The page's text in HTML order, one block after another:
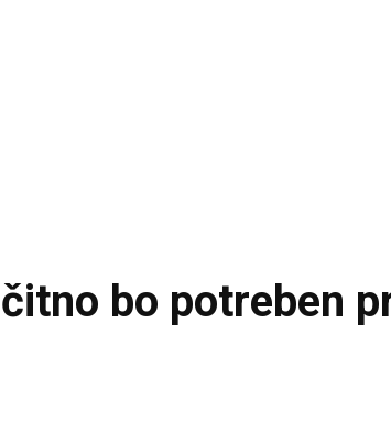
bo potreben